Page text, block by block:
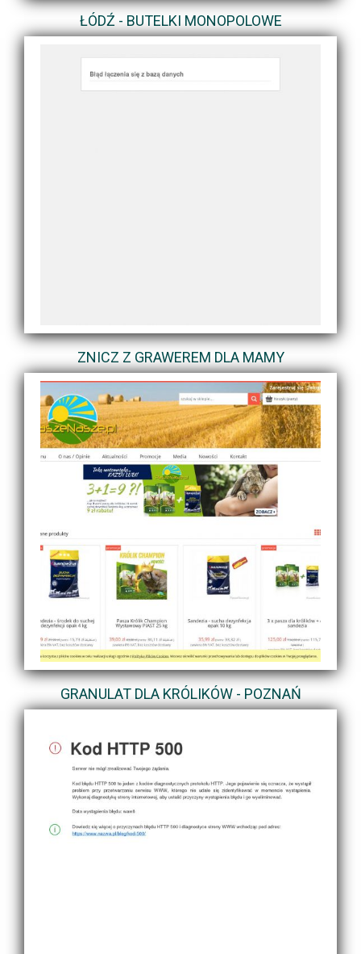
ŁÓDŹ - BUTELKI MONOPOLOWE
ZNICZ Z GRAWEREM DLA MAMY
GRANULAT DLA KRÓLIKÓW - POZNAŃ